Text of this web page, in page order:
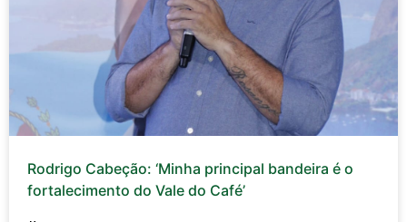
Rodrigo Cabeção: ‘Minha principal bandeira é o
fortalecimento do Vale do Café’